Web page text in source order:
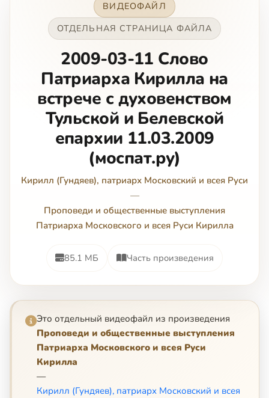
ВИДЕОФАЙЛ
ОТДЕЛЬНАЯ СТРАНИЦА ФАЙЛА
2009-03-11 Слово
Патриарха Кирилла на
встрече с духовенством
Тульской и Белевской
епархии 11.03.2009
(моспат.ру)
Кирилл (Гундяев), патриарх Московский и всея Руси
—
Проповеди и общественные выступления
Патриарха Московского и всея Руси Кирилла
85.1 МБ Часть произведения
Это отдельный видеофайл из произведения
Проповеди и общественные выступления
Патриарха Московского и всея Руси
Кирилла
—
Кирилл (Гундяев), патриарх Московский и всея